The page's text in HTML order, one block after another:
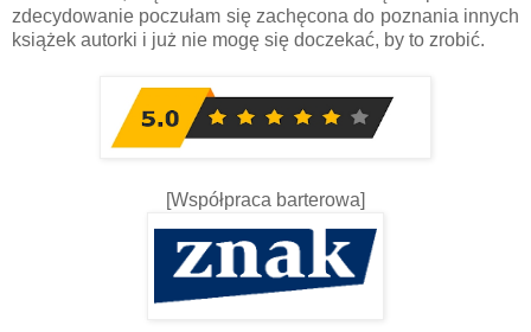
zdecydowanie poczułam się zachęcona do poznania innych
książek autorki i już nie mogę się doczekać, by to zrobić.
[Współpraca barterowa]